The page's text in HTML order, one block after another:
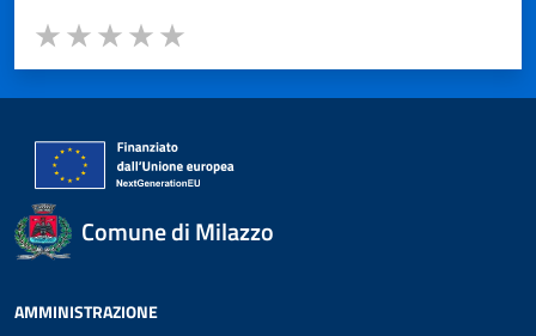
Valuta da 1 a 5 stelle la pagina
Valuta 5 stelle su 5
Valuta 4 stelle su 5
Valuta 3 stelle su 5
Valuta 2 stelle su 5
Valuta 1 stelle su 5
Comune di Milazzo
AMMINISTRAZIONE